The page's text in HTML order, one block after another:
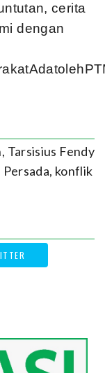
cerita
dengan
, Tarsisius Fendy
, konflik